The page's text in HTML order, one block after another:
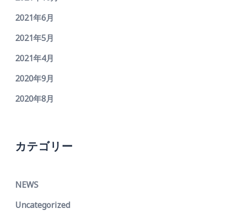
2021年6月
2021年5月
2021年4月
2020年9月
2020年8月
カテゴリー
NEWS
Uncategorized